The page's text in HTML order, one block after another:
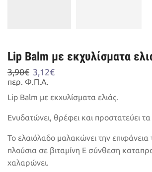
Lip Balm με εκχυλίσματα
3,90€ Original
price
3,90€.
3,12€Η
τιμή
είναι:
3,12€.
περ. Φ.Π.Α.
Lip Balm με εκχυλίσματα ελιάς.
Ενυδατώνει, θρέφει και προστατεύει τα
Το ελαιόλαδο μαλακώνει την
πλούσια σε βιταμίνη Ε σύνθεση
χαλαρώνει.